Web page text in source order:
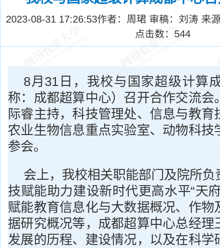
2023-08-31 17:26:53作者：周珺 审稿：刘涛 来
点击数： 544
8月31日，我校与国家超级计算
称：成都超算中心）召开合作交流会
际睿主持，科技管理处、信息与教育
农业生物信息重点实验室、动物科技
参会。
会上，我校相关职能部门及院所
技赋能助力建设新时代更高水平“天
赋能教育信息化与大数据概况、作物
据研究概况等，成都超算中心总经理
发展的历程、建设情况，以及在科学